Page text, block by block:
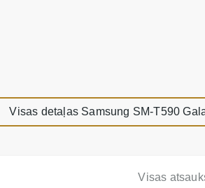
Visas detaļas Samsung SM-T590
Visas